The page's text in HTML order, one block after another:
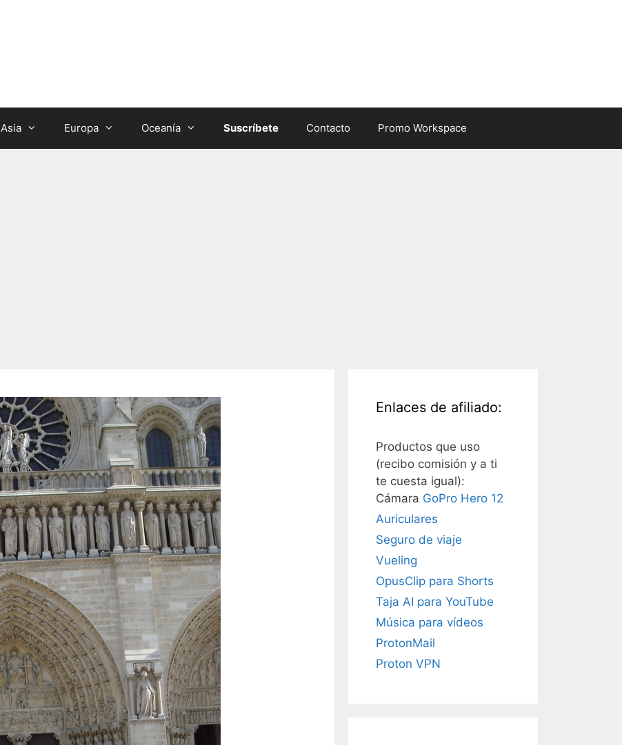
Asia Europa Oceanía Suscríbete Contacto Promo Workspace
Enlaces de afiliado:
Productos que uso
(recibo comisión y a ti
te cuesta igual):
Cámara GoPro Hero 12
Auriculares
Seguro de viaje
Vueling
OpusClip para Shorts
Taja AI para YouTube
Música para vídeos
ProtonMail
Proton VPN